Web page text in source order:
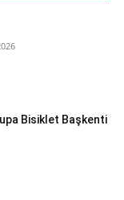
Bisiklet Başkenti